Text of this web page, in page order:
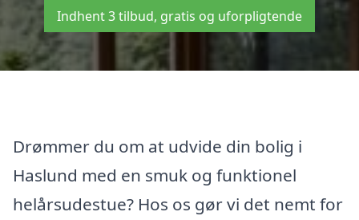
Indhent 3 tilbud, gratis og uforpligtende
Drømmer du om at udvide din bolig i
Haslund med en smuk og funktionel
helårsudestue? Hos os gør vi det nemt for